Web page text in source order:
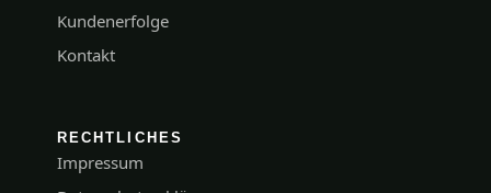
Kundenerfolge
Kontakt
RECHTLICHES
Impressum